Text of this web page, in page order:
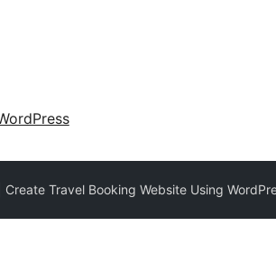
Travel Booking Website Using